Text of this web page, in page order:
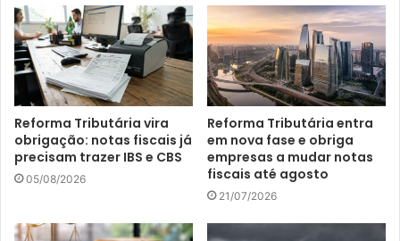
Reforma Tributária vira
obrigação: notas fiscais já
precisam trazer IBS e CBS
05/08/2026
Reforma Tributária entra
em nova fase e obriga
empresas a mudar notas
fiscais até agosto
21/07/2026